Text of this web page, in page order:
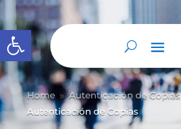
Abrir barra de herramientas
Home 9 Autenticación de Copias
Autenticación de Copias